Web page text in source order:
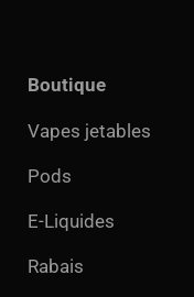
Boutique
Vapes jetables
Pods
E-Liquides
Rabais